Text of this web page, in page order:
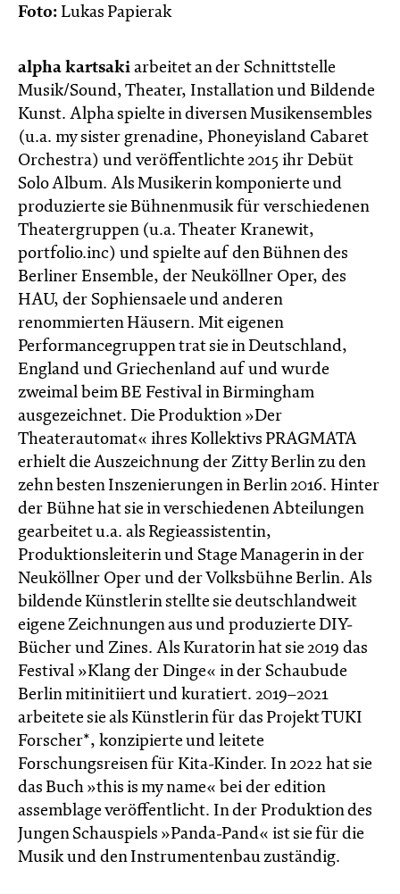
Foto: Lukas Papierak
alpha kartsaki arbeitet an der Schnittstelle
Musik/Sound, Theater, Installation und Bildende
Kunst. Alpha spielte in diversen Musikensembles
(u.a. my sister grenadine, Phoneyisland Cabaret
Orchestra) und veröffentlichte 2015 ihr Debüt
Solo Album. Als Musikerin komponierte und
produzierte sie Bühnenmusik für verschiedenen
Theatergruppen (u.a. Theater Kranewit,
portfolio.inc) und spielte auf den Bühnen des
Berliner Ensemble, der Neuköllner Oper, des
HAU, der Sophiensaele und anderen
renommierten Häusern. Mit eigenen
Performancegruppen trat sie in Deutschland,
England und Griechenland auf und wurde
zweimal beim BE Festival in Birmingham
ausgezeichnet. Die Produktion »Der
Theaterautomat« ihres Kollektivs PRAGMATA
erhielt die Auszeichnung der Zitty Berlin zu den
zehn besten Inszenierungen in Berlin 2016. Hinter
der Bühne hat sie in verschiedenen Abteilungen
gearbeitet u.a. als Regieassistentin,
Produktionsleiterin und Stage Managerin in der
Neuköllner Oper und der Volksbühne Berlin. Als
bildende Künstlerin stellte sie deutschlandweit
eigene Zeichnungen aus und produzierte DIY-
Bücher und Zines. Als Kuratorin hat sie 2019 das
Festival »Klang der Dinge« in der Schaubude
Berlin mitinitiiert und kuratiert. 2019–2021
arbeitete sie als Künstlerin für das Projekt TUKI
Forscher*, konzipierte und leitete
Forschungsreisen für Kita-Kinder. In 2022 hat sie
das Buch »this is my name« bei der edition
assemblage veröffentlicht. In der Produktion des
Jungen Schauspiels »Panda-Pand« ist sie für die
Musik und den Instrumentenbau zuständig.